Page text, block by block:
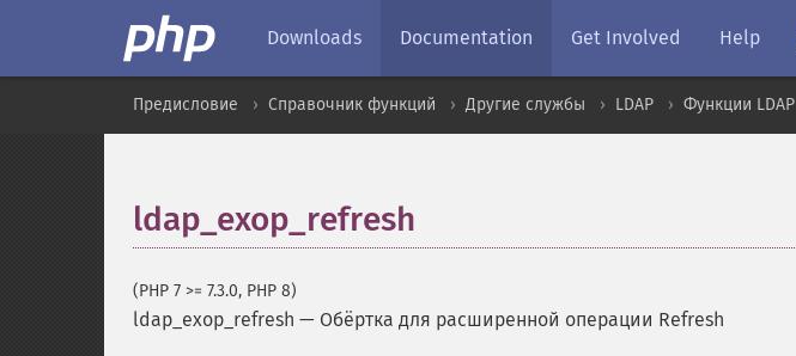
Downloads Documentation Get Involved Help
Предисловие Справочник функций Другие службы LDAP Функции LDAP
ldap_exop_refresh
(PHP 7 >= 7.3.0, PHP 8)
ldap_exop_refresh — Обёртка для расширенной операции Refresh